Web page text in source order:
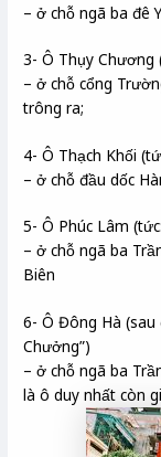
– ở chỗ ngã ba đê
3- Ô Thụy Chương
– ở chỗ cổng
trông ra;
4- Ô Thạch Khối
– ở chỗ đầu dốc
5- Ô Phúc Lâm
– ở chỗ ngã ba
Biên
6- Ô Đông Hà (sau
Chưởng”)
– ở chỗ ngã ba
là ô duy nhất còn